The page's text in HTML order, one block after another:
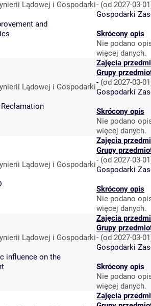
Lądowej i Gospodarki
and
- (od 2027-03-
Gospodarki
Skrócony opis
Nie podano
więcej danych.
Lądowej i Gospodarki
Zajęcia
Grupy
- (od 2027-03-
Gospodarki
Skrócony opis
Nie podano
więcej danych.
Lądowej i Gospodarki
Zajęcia
Grupy
- (od 2027-03-
Gospodarki
Skrócony opis
Nie podano
więcej danych.
Lądowej i Gospodarki
influence on the
Zajęcia
Grupy
- (od 2027-03-
Gospodarki
Skrócony opis
Nie podano
więcej danych.
Zajęcia